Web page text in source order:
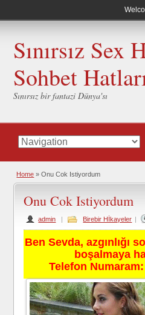
Sınırsız
Sohbet
Sınırsız bir fantazi Dünya'sı
Home » Onu Cok Istiyordum
Onu Cok Istiyordum
admin | Birebir Hİkayeler |
Ben Sevda, azgınlığı
boşalmaya
Telefon Numaram: